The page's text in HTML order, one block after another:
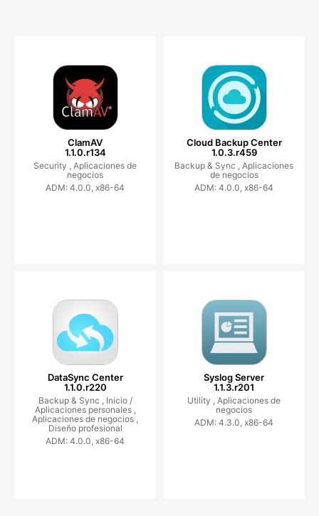
ClamAV
1.1.0.r134
Security , Aplicaciones de
negocios
ADM: 4.0.0, x86-64
Cloud Backup Center
1.0.3.r459
Backup & Sync , Aplicaciones
de negocios
ADM: 4.0.0, x86-64
DataSync Center
1.1.0.r220
Backup & Sync , Inicio /
Aplicaciones personales ,
Aplicaciones de negocios ,
Diseño profesional
ADM: 4.0.0, x86-64
Syslog Server
1.1.3.r201
Utility , Aplicaciones de
negocios
ADM: 4.3.0, x86-64